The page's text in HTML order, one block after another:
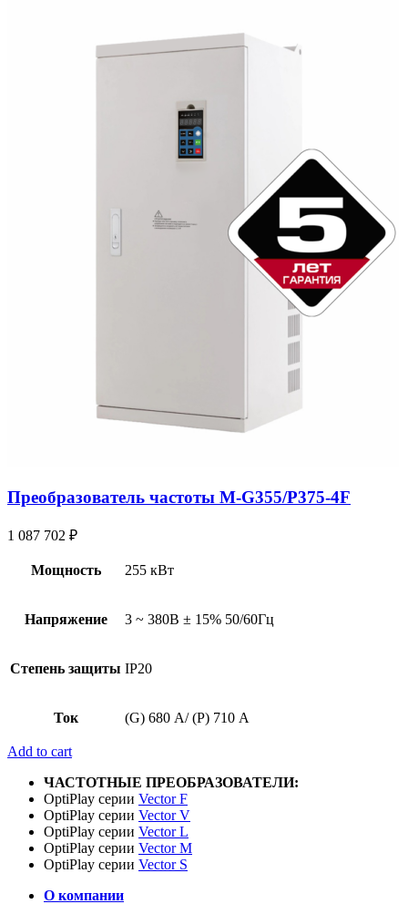
Преобразователь частоты M-G355/P375-4F
1 087 702 ₽
Мощность 255 кВт
Напряжение 3 ~ 380В ± 15% 50/60Гц
Степень защиты IP20
Ток (G) 680 А/ (P) 710 А
Add to cart
ЧАСТОТНЫЕ ПРЕОБРАЗОВАТЕЛИ:
OptiPlay серии Vector F
OptiPlay серии Vector V
OptiPlay серии Vector L
OptiPlay серии Vector M
OptiPlay серии Vector S
О компании